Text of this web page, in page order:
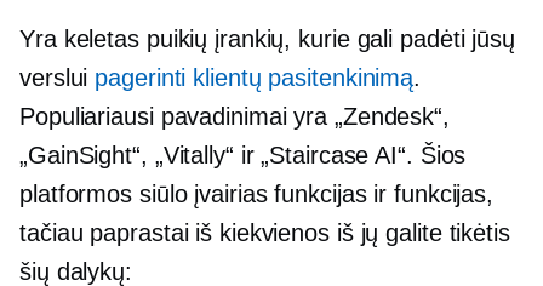
Yra keletas puikių įrankių, kurie gali padėti jūsų
verslui pagerinti klientų pasitenkinimą.
Populiariausi pavadinimai yra „Zendesk“,
„GainSight“, „Vitally“ ir „Staircase AI“. Šios
platformos siūlo įvairias funkcijas ir funkcijas,
tačiau paprastai iš kiekvienos iš jų galite tikėtis
šių dalykų: